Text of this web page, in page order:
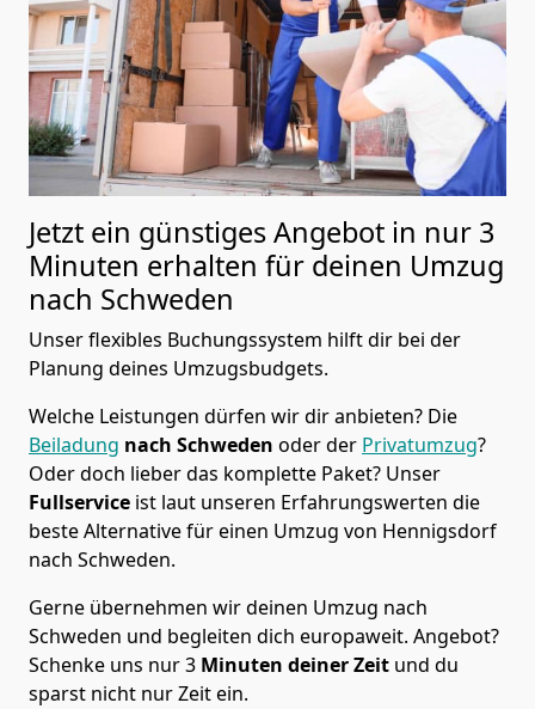
Jetzt ein günstiges Angebot in nur 3
Minuten erhalten für deinen Umzug
nach Schweden
Unser flexibles Buchungssystem hilft dir bei der
Planung deines Umzugsbudgets.
Welche Leistungen dürfen wir dir anbieten? Die
Beiladung nach Schweden oder der Privatumzug?
Oder doch lieber das komplette Paket? Unser
Fullservice ist laut unseren Erfahrungswerten die
beste Alternative für einen Umzug von Hennigsdorf
nach Schweden.
Gerne übernehmen wir deinen Umzug nach
Schweden und begleiten dich europaweit. Angebot?
Schenke uns nur3 Minuten deiner Zeit und du
sparst nicht nur Zeit ein.